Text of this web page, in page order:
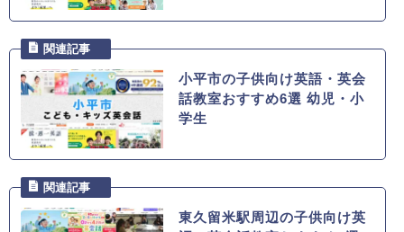
小平市の子供向け英語・英会
話教室おすすめ6選 幼児・小
学生
東久留米駅周辺の子供向け英